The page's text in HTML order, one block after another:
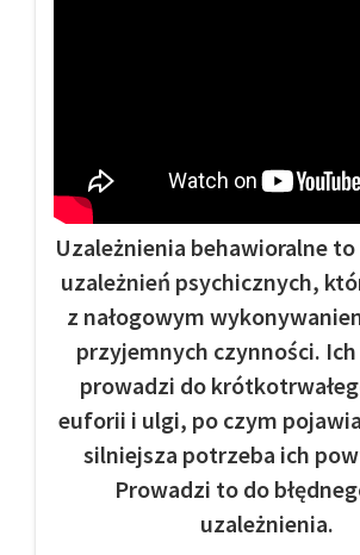
Uzależnienia behawioralne
uzależnień psychicznych,
z nałogowym
przyjemnych czynności.
prowadzi do
euforii i ulgi, po czym
silniejsza potrzeba ich
Prowadzi to do
uzależnienia.